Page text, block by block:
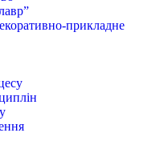
прикладне